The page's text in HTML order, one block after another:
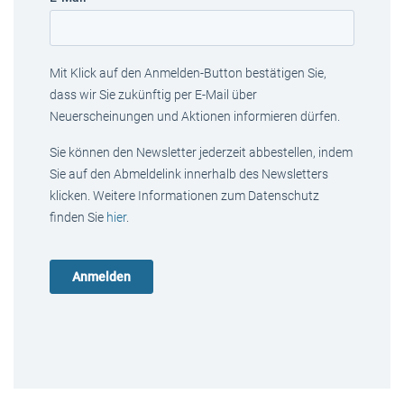
Mit Klick auf den Anmelden-Button bestätigen Sie,
dass wir Sie zukünftig per E-Mail über
Neuerscheinungen und Aktionen informieren dürfen.
Sie können den Newsletter jederzeit abbestellen, indem
Sie auf den Abmeldelink innerhalb des Newsletters
klicken. Weitere Informationen zum Datenschutz
finden Sie hier.